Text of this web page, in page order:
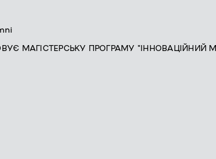
МАГІСТЕРСЬКУ ПРОГРАМУ "ІННОВАЦІЙНИЙ